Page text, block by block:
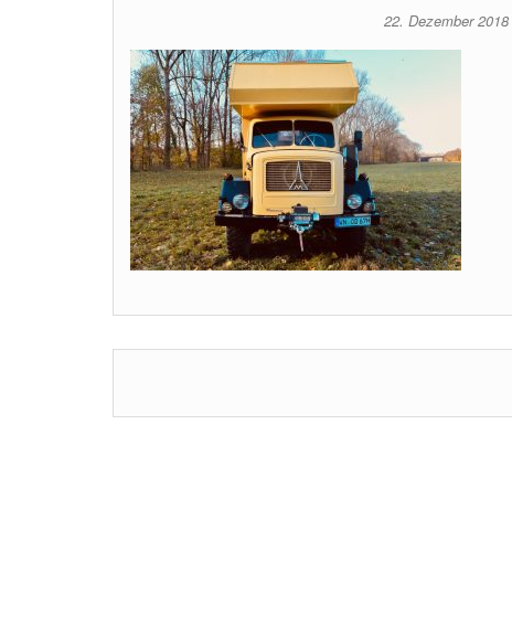
22. Dezember 2018